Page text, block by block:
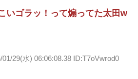
いゴラッ！って煽ってた太田w
01/29(水) 06:06:08.38 ID:T7oVwrod0